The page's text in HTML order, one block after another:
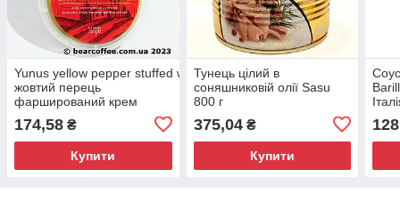
Yunus yellow pepper stuffed with Cheese
жовтий перець
фарширований крем
Туреччина
174,58 ₴
Купити
Тунець цілий в
соняшниковій олії Sasu
800 г
375,04₴
Купити